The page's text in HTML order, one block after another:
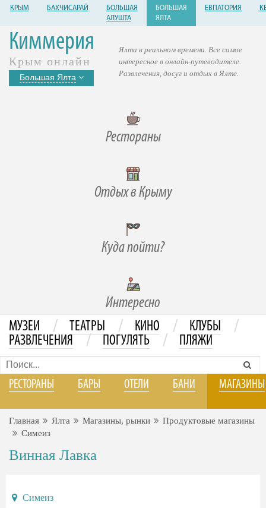
КРЫМ БАХЧИСАРАЙ
БОЛЬШАЯ
АЛУШТА
БОЛЬШАЯ
ЯЛТА
ЕВПАТОРИЯ
Киммерия
Крым онлайн
Большая Ялта
Рестораны
Отдых в Крыму
Куда пойти?
Интересно
Ялта в реальном времени. Все самое
интересное в онлайн-путеводителе.
Развлечения, досуг и отдых в Ялте.
МУЗЕИ / ТЕАТРЫ / КИНО / КЛУБЫ /
РАЗВЛЕЧЕНИЯ / ПОГУЛЯТЬ / ПЛЯЖИ
РЕСТОРАНЫ БАРЫ ОТЕЛИ БАНИ МАГАЗИНЫ
Главная Ялта Магазины, рынки
Продуктовые магазины
Симеиз
Винная Лавка
Симеиз